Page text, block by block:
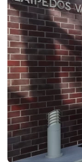
Skundų
DUK:
DUK:
DUK: